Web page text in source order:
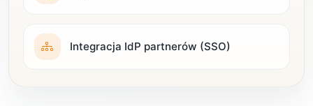
Integracja IdP partnerów (SSO)